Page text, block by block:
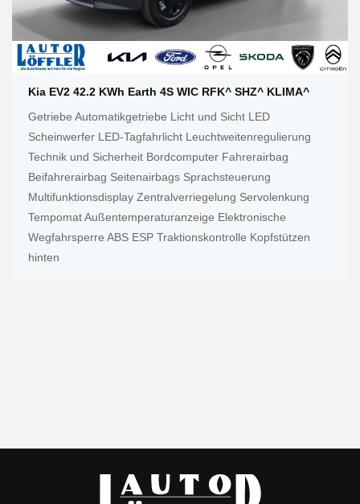
Kia EV2 42.2 KWh Earth 4S WIC RFK^ SHZ^ KLIMA^
Getriebe Automatikgetriebe Licht und Sicht LED
Scheinwerfer LED-Tagfahrlicht Leuchtweitenregulierung
Technik und Sicherheit Bordcomputer Fahrerairbag
Beifahrerairbag Seitenairbags Sprachsteuerung
Multifunktionsdisplay Zentralverriegelung Servolenkung
Tempomat Außentemperaturanzeige Elektronische
Wegfahrsperre ABS ESP Traktionskontrolle Kopfstützen
hinten